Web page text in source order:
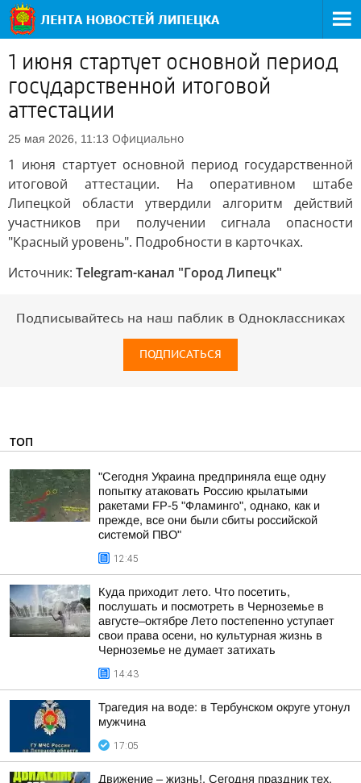
1 июня стартует основной период
государственной итоговой
аттестации
25 мая 2026, 11:13 Официально
1 июня стартует основной период государственной
итоговой аттестации. На оперативном штабе
Липецкой области утвердили алгоритм действий
участников при получении сигнала опасности
"Красный уровень". Подробности в карточках.
Источник: Telegram-канал "Город Липецк"
Подписывайтесь на наш паблик в Одноклассниках
ПОДПИСАТЬСЯ
ТОП
"Сегодня Украина предприняла еще одну
попытку атаковать Россию крылатыми
ракетами FP-5 "Фламинго", однако, как и
прежде, все они были сбиты российской
системой ПВО"
12:45
Куда приходит лето. Что посетить,
послушать и посмотреть в Черноземье в
августе–октябре Лето постепенно уступает
свои права осени, но культурная жизнь в
Черноземье не думает затихать
14:43
Трагедия на воде: в Тербунском округе утонул
мужчина
17:05
Движение – жизнь!. Сегодня праздник тех,